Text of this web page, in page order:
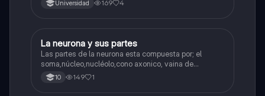
Universidad 169 4
Biologia
La neurona y sus partes
Las partes de la neurona esta compuesta por; el
soma,núcleo,nucléolo,cono axonico, vaina de
mielina,celula schwan,núcleo de schwann,nódulo de
Ranvier,terminal axonico Arborizacion terminal, botón
10 149 1